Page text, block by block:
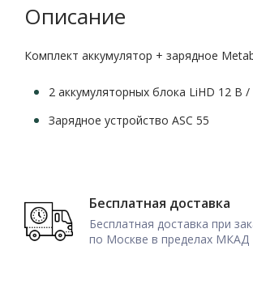
Описание
Комплект аккумулятор + зарядное
2 аккумуляторных блока LiHD 12 В /
Зарядное устройство ASC 55
Бесплатная доставка
Бесплатная доставка при
по Москве в пределах МКАД